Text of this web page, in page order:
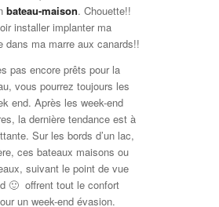
bateau-maison. Chouette!!
installer implanter ma
dans ma marre aux canards!!
pas encore prêts pour la
vous pourrez toujours les
end. Après les week-end
la dernière tendance est à
Sur les bords d’un lac,
ces bateaux maisons ou
suivant le point de vue
🙂 offrent tout le confort
un week-end évasion.